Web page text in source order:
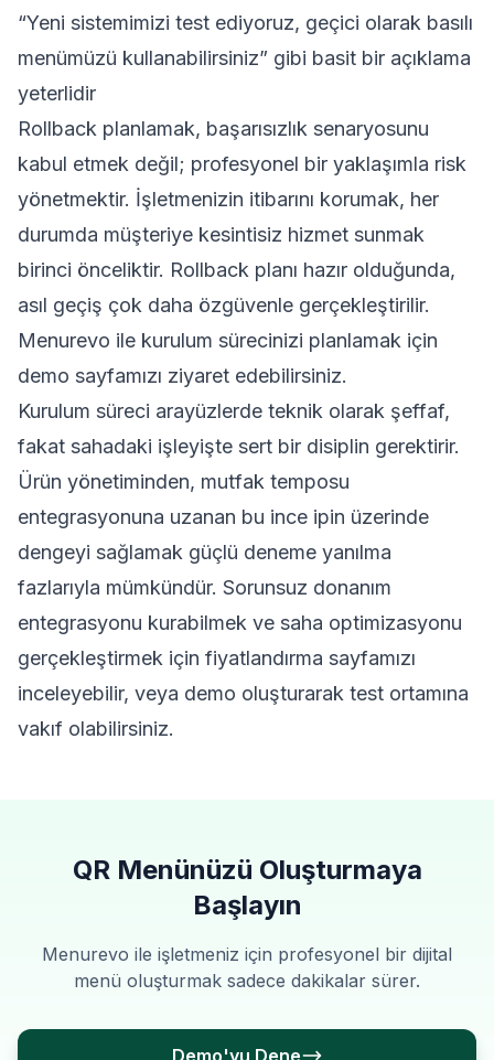
“Yeni sistemimizi test ediyoruz, geçici olarak basılı
menümüzü kullanabilirsiniz” gibi basit bir açıklama
yeterlidir
Rollback planlamak, başarısızlık senaryosunu
kabul etmek değil; profesyonel bir yaklaşımla risk
yönetmektir. İşletmenizin itibarını korumak, her
durumda müşteriye kesintisiz hizmet sunmak
birinci önceliktir. Rollback planı hazır olduğunda,
asıl geçiş çok daha özgüvenle gerçekleştirilir.
Menurevo ile kurulum sürecinizi planlamak için
demo sayfamızı ziyaret edebilirsiniz.
Kurulum süreci arayüzlerde teknik olarak şeffaf,
fakat sahadaki işleyişte sert bir disiplin gerektirir.
Ürün yönetiminden, mutfak temposu
entegrasyonuna uzanan bu ince ipin üzerinde
dengeyi sağlamak güçlü deneme yanılma
fazlarıyla mümkündür. Sorunsuz donanım
entegrasyonu kurabilmek ve saha optimizasyonu
gerçekleştirmek için fiyatlandırma sayfamızı
inceleyebilir, veya demo oluşturarak test ortamına
vakıf olabilirsiniz.
QR Menünüzü Oluşturmaya
Başlayın
Menurevo ile işletmeniz için profesyonel bir dijital
menü oluşturmak sadece dakikalar sürer.
Demo'yu Dene